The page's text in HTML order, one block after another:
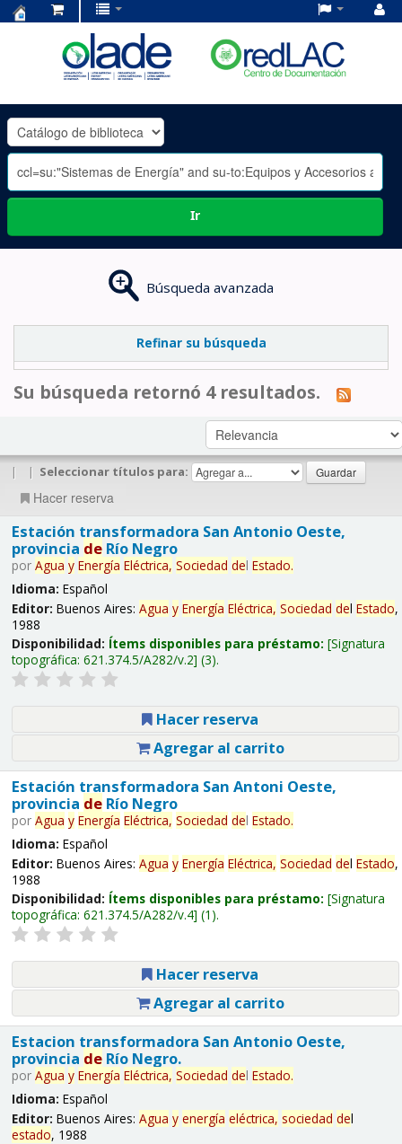
OLADE
-
Ir
Búsqueda avanzada
Refinar su búsqueda
Su búsqueda retornó 4 resultados.
| | Seleccionar títulos para:
Hacer reserva
Estación transformadora San Antonio Oeste,
provincia deRío Negro
por Agua y Energía Eléctrica, Sociedad del Estado.
Idioma: Español
Editor: Buenos Aires: Agua y Energía Eléctrica, Sociedad del Estado,
1988
Disponibilidad: Ítems disponibles para préstamo: Signatura
topográfica: 621.374.5/A282/v.2 (3).
Hacer reserva
Agregar al carrito
Estación transformadora San Antoni Oeste,
provincia deRío Negro
por Agua y Energía Eléctrica, Sociedad del Estado.
Idioma: Español
Editor: Buenos Aires: Agua y Energía Eléctrica, Sociedad del Estado,
1988
Disponibilidad: Ítems disponibles para préstamo: Signatura
topográfica: 621.374.5/A282/v.4 (1).
Hacer reserva
Agregar al carrito
Estacion transformadora San Antonio Oeste,
provincia deRío Negro.
por Agua y Energía Eléctrica, Sociedad del Estado.
Idioma: Español
Editor: Buenos Aires: Agua y energía eléctrica, sociedad del
estado, 1988